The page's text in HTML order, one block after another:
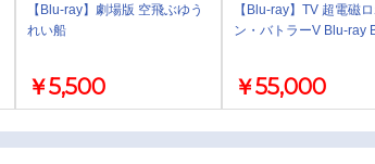
【Blu-ray】劇場版 空飛ぶゆう
れい船
￥5,500
【Blu-ray】TV 超電磁
ン・バトラーV Blu-ray
￥55,000